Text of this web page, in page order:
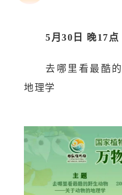
5月30日 晚17点
去哪里看最酷
地理学